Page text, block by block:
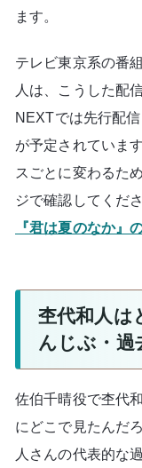
ます。
テレビ東京系の番
人は、こうした配
NEXTでは先行配
が予定されていま
スごとに変わるた
ジで確認してくだ
『君は夏のなか』
杢代和人は
んじぶ・過
佐伯千晴役で杢代
にどこで見たんだ
人さんの代表的な